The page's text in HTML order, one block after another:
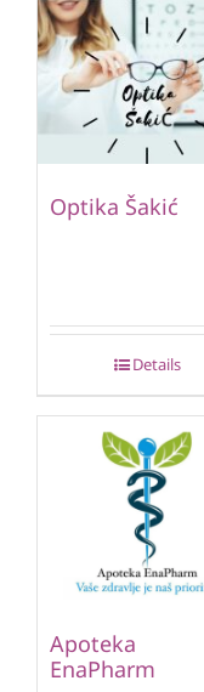
Optika Šakić
Details
Apoteka
EnaPharm